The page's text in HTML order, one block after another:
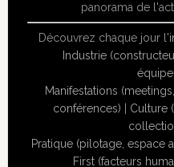
panorama de
Découvrez chaque jour l'
Industrie
Manifestations
conférences)
Culture
Pratique (pilotage, espace
First (facteurs